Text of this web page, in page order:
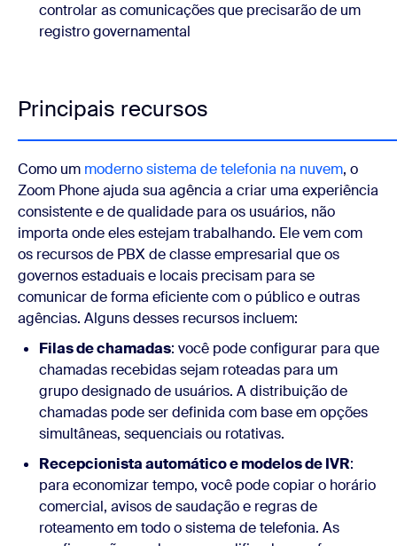
controlar as comunicações que precisarão de um
registro governamental
Principais recursos
Como um moderno sistema de telefonia na nuvem, o
Zoom Phone ajuda sua agência a criar uma experiência
consistente e de qualidade para os usuários, não
importa onde eles estejam trabalhando. Ele vem com
os recursos de PBX de classe empresarial que os
governos estaduais e locais precisam para se
comunicar de forma eficiente com o público e outras
agências. Alguns desses recursos incluem:
Filas de chamadas: você pode configurar para que
chamadas recebidas sejam roteadas para um
grupo designado de usuários. A distribuição de
chamadas pode ser definida com base em opções
simultâneas, sequenciais ou rotativas.
Recepcionista automático e modelos de IVR:
para economizar tempo, você pode copiar o horário
comercial, avisos de saudação e regras de
roteamento em todo o sistema de telefonia. As